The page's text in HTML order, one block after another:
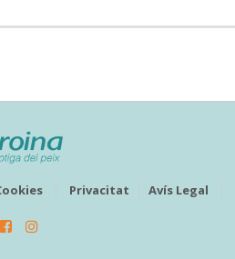
Privacitat Avís Legal